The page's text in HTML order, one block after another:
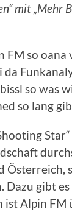
mit „Mehr
FM so oana
so was
so lang
Österreich,
gibt es
ist Alpin FM